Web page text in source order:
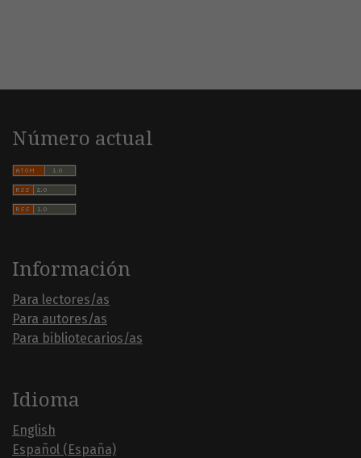
Número actual
Información
Para lectores/as
Para autores/as
Para bibliotecarios/as
Idioma
English
Español (España)